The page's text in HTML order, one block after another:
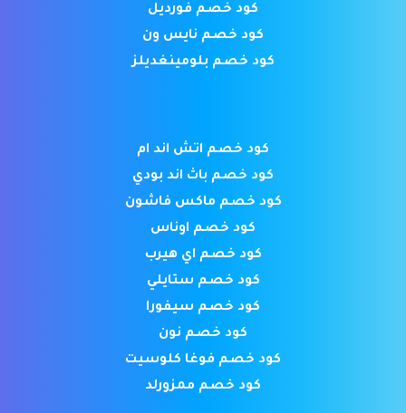
كود خصم فورديل
كود خصم نايس ون
كود خصم بلومينغديلز
كود خصم اتش اند ام
كود خصم باث اند بودي
كود خصم ماكس فاشون
كود خصم اوناس
كود خصم اي هيرب
كود خصم ستايلي
كود خصم سيفورا
كود خصم نون
كود خصم فوغا كلوسيت
كود خصم ممزورلد